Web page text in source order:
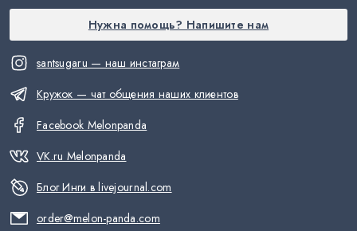
santsugaru — наш инстаграм
Кружок — чат общения наших клиентов
Facebook Melonpanda
VK.ru Melonpanda
Блог Инги в livejournal.com
order@melon-panda.com
Нужна помощь? Напишите нам